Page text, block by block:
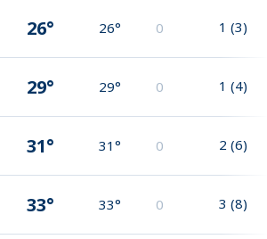
26° 26° 0 1 (3)
29° 29° 0 1 (4)
31° 31° 0 2 (6)
33° 33° 0 3 (8)